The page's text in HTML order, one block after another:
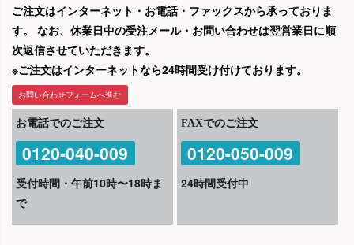
ご注文はインターネット・お電話・ファックスから承っておりま
す。 なお、休業日中の受注メール・お問い合わせは翌営業日に順
次返信させていただきます。
※ご注文はインターネットなら24時間受け付けております。
お問い合わせフォームへ進む
お電話でのご注文
0120-040-009
受付時間・午前10時〜18時ま
で
FAXでのご注文
0120-050-009
24時間受付中